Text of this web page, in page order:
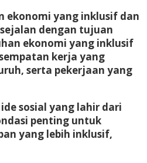
ekonomi yang inklusif dan
dengan tujuan
ekonomi yang inklusif
kerja yang
serta pekerjaan yang
sosial yang lahir dari
penting untuk
yang lebih inklusif,